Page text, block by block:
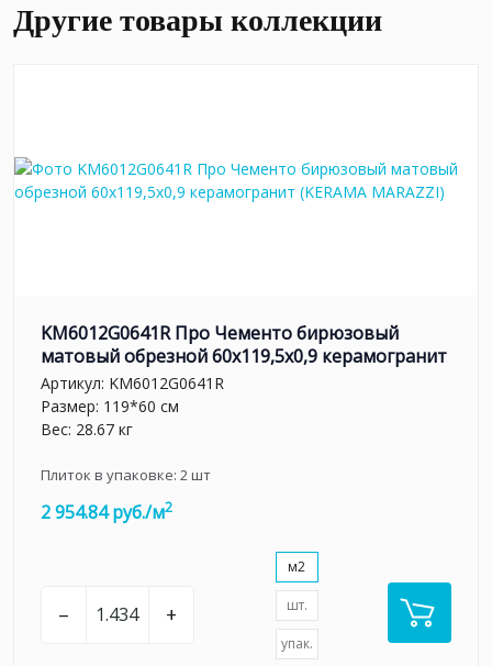
Другие товары коллекции
KM6012G0641R Про Чементо бирюзовый
матовый обрезной 60х119,5x0,9 керамогранит
Артикул: KM6012G0641R
Размер: 119*60 см
Вес: 28.67 кг
Плиток в упаковке: 2шт
2 954.84 руб./м2
– +
м2
шт.
упак.